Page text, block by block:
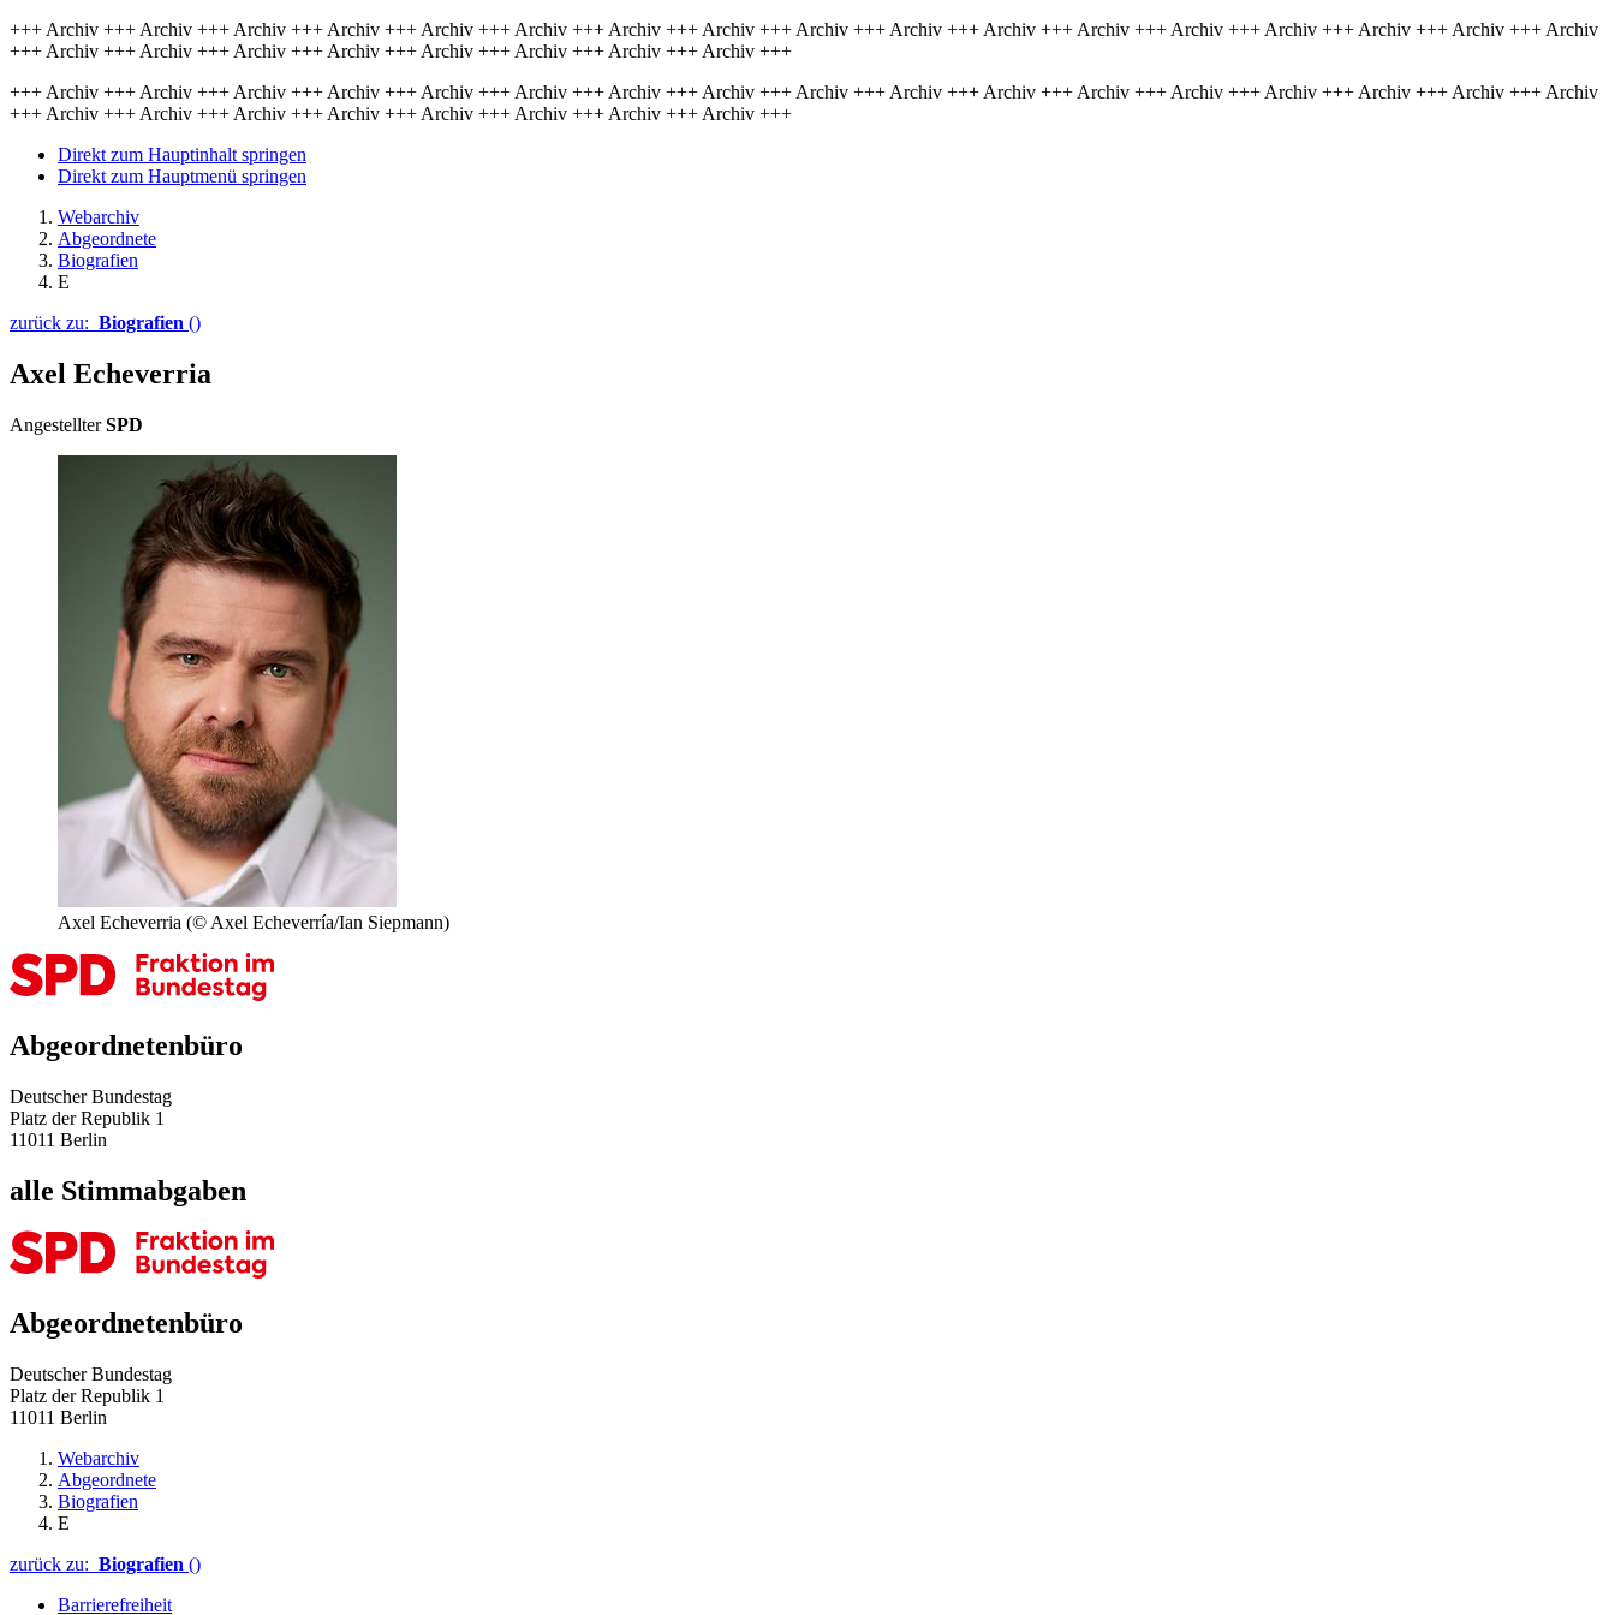
+++ Archiv +++ Archiv +++ Archiv +++ Archiv +++ Archiv +++ Archiv +++ Archiv +++ Archiv +++ Archiv +++ Archiv +++ Archiv +++ Archiv +++ Archiv +++ Archiv +++ Archiv +++ Archiv +++ Archiv
+++ Archiv +++ Archiv +++ Archiv +++ Archiv +++ Archiv +++ Archiv +++ Archiv +++ Archiv +++
+++ Archiv +++ Archiv +++ Archiv +++ Archiv +++ Archiv +++ Archiv +++ Archiv +++ Archiv +++ Archiv +++ Archiv +++ Archiv +++ Archiv +++ Archiv +++ Archiv +++ Archiv +++ Archiv +++ Archiv
+++ Archiv +++ Archiv +++ Archiv +++ Archiv +++ Archiv +++ Archiv +++ Archiv +++ Archiv +++
Direkt zum Hauptinhalt springen
Direkt zum Hauptmenü springen
Webarchiv
Abgeordnete
Biografien
E
zurück zu: Biografien ()
Axel Echeverria
Angestellter SPD
Axel Echeverria (© Axel Echeverría/Ian Siepmann)
Abgeordnetenbüro
Deutscher Bundestag
Platz der Republik 1
11011 Berlin
alle Stimmabgaben
Abgeordnetenbüro
Deutscher Bundestag
Platz der Republik 1
11011 Berlin
Webarchiv
Abgeordnete
Biografien
E
zurück zu: Biografien ()
Barrierefreiheit